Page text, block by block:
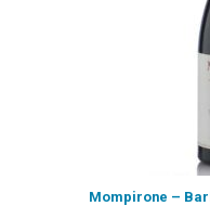
Mompirone –